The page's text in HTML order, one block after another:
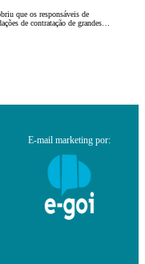
que os responsáveis de
de contratação de grandes…
E-mail marketing por: